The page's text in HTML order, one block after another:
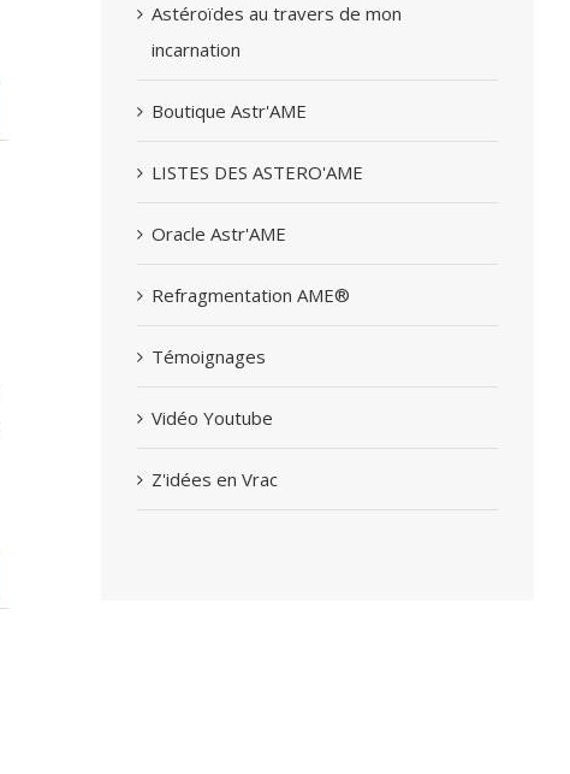
Astéroïdes au travers de mon
incarnation
Boutique Astr'AME
LISTES DES ASTERO'AME
Oracle Astr'AME
Refragmentation AME®
Témoignages
Vidéo Youtube
Z'idées en Vrac